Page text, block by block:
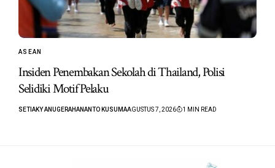
ASEAN
Insiden Penembakan Sekolah di Thailand, Polisi
Selidiki Motif Pelaku
SETIAKY ANUGERAHANANTO KUSUMAAGUSTUS 7, 2026 1 MIN READ